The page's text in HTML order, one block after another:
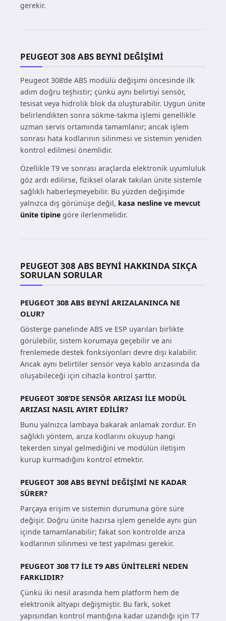
gerekir.
PEUGEOT 308 ABS BEYNI DEĞIŞIMI
Peugeot 308’de ABS modülü değişimi öncesinde ilk
adım doğru teşhistir; çünkü aynı belirtiyi sensör,
tesisat veya hidrolik blok da oluşturabilir. Uygun ünite
belirlendikten sonra sökme-takma işlemi genellikle
uzman servis ortamında tamamlanır; ancak işlem
sonrası hata kodlarının silinmesi ve sistemin yeniden
kontrol edilmesi önemlidir.
Özellikle T9 ve sonrası araçlarda elektronik uyumluluk
göz ardı edilirse, fiziksel olarak takılan ünite sistemle
sağlıklı haberleşmeyebilir. Bu yüzden değişimde
yalnızca dış görünüşe değil, kasa nesline ve mevcut
ünite tipine göre ilerlenmelidir.
PEUGEOT 308 ABS BEYNI HAKKINDA SIKÇA
SORULAN SORULAR
PEUGEOT 308 ABS BEYNI ARIZALANINCA NE
OLUR?
Gösterge panelinde ABS ve ESP uyarıları birlikte
görülebilir, sistem korumaya geçebilir ve ani
frenlemede destek fonksiyonları devre dışı kalabilir.
Ancak aynı belirtiler sensör veya kablo arızasında da
oluşabileceği için cihazla kontrol şarttır.
PEUGEOT 308’DE SENSÖR ARIZASI ILE MODÜL
ARIZASI NASIL AYIRT EDILIR?
Bunu yalnızca lambaya bakarak anlamak zordur. En
sağlıklı yöntem, arıza kodlarını okuyup hangi
tekerden sinyal gelmediğini ve modülün iletişim
kurup kurmadığını kontrol etmektir.
PEUGEOT 308 ABS BEYNI DEĞIŞIMI NE KADAR
SÜRER?
Parçaya erişim ve sistemin durumuna göre süre
değişir. Doğru ünite hazırsa işlem genelde aynı gün
içinde tamamlanabilir; fakat son kontrolde arıza
kodlarının silinmesi ve test yapılması gerekir.
PEUGEOT 308 T7 ILE T9 ABS ÜNITELERI NEDEN
FARKLIDIR?
Çünkü iki nesil arasında hem platform hem de
elektronik altyapı değişmiştir. Bu fark, soket
yapısından kontrol mantığına kadar uzandığı için T7